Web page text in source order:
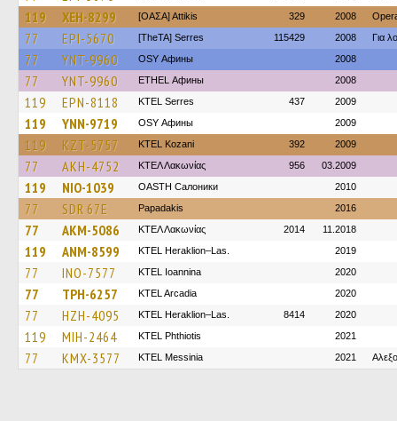
119 XEH-8299 [ΟΑΣΑ] Αttikis 329 2008
77 EPI-5670 [TheTA] Serres 115429 2008 Για
77 YNT-9960 OSY Афины 2008
77 YNT-9960 ETHEL Афины 2008
119 EPN-8118 KTEL Serres 437 2009
119 YNN-9719 OSY Афины 2009
119 KZT-5757 ΚΤΕL Kozani 392 2009
77 AKH-4752 ΚΤΕΛ Λακωνίας 956 03.2009
119 NIO-1039 OASTH Салоники 2010
77 SDR 67E Papadakis 2016
77 AKM-5086 ΚΤΕΛ Λακωνίας 2014 11.2018
119 ANM-8599 KTEL Heraklion–Las. 2019
77 INO-7577 KTEL Ioannina 2020
77 TPH-6257 KTEL Arcadia 2020
77 HZH-4095 KTEL Heraklion–Las. 8414 2020
119 MIH-2464 ΚΤΕL Phthiotis 2021
77 KMX-3577 KTEL Messinia 2021